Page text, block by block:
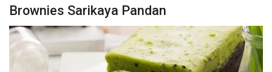
Brownies Sarikaya Pandan